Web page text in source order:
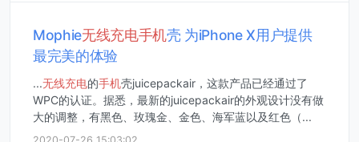
Mophie无线充电手机壳 为iPhone X用户提供
最完美的体验
...无线充电的手机壳juicepackair，这款产品已经通过了
WPC的认证。据悉，最新的juicepackair的外观设计没有做
大的调整，有黑色、玫瑰金、金色、海军蓝以及红色（...